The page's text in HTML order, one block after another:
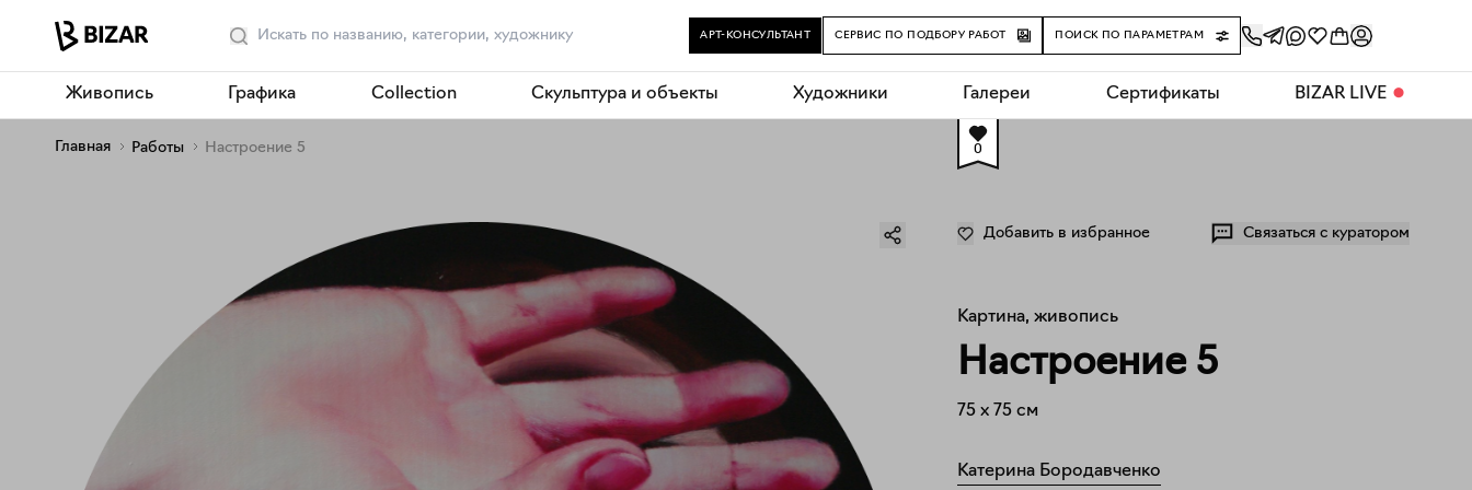
АРТ-КОНСУЛЬТАНТ СЕРВИС ПО ПОДБОРУ РАБОТ ПОИСК ПО ПАРАМЕТРАМ
Живопись Графика Collection Скульптура и объекты Художники Галереи Сертификаты BIZAR LIVE ⬤
Главная Работы Настроение 5 0
Добавить в избранное Связаться с куратором
Картина, живопись
Настроение 5
75 x 75 см
Катерина Бородавченко